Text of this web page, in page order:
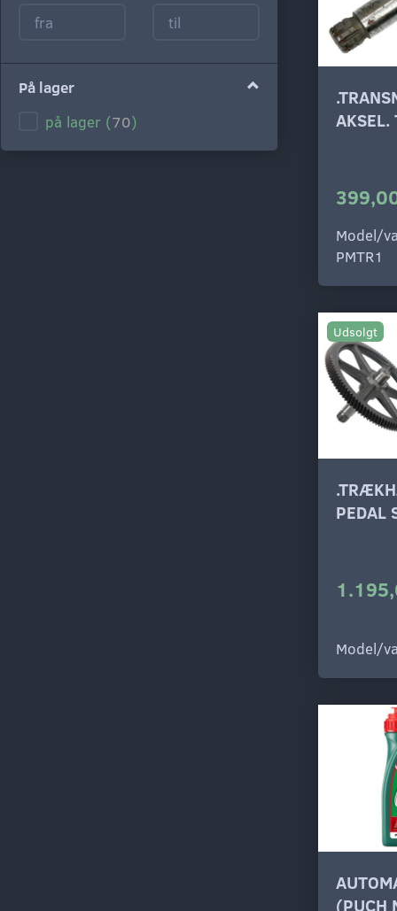
På lager
på lager (70)
Model/
PMTR1
Udsolgt
PEDAL
Model/
(PUCH